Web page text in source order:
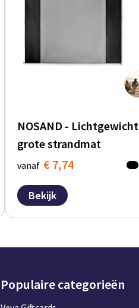
NOSAND - Lichtgewicht
grote strandmat
vanaf € 7,74
Bekijk
Populaire categorieën